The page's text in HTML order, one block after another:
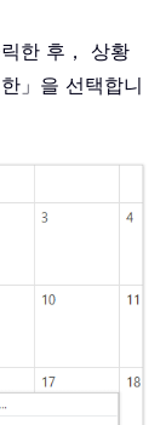
한 후， 상황
」을 선택합니